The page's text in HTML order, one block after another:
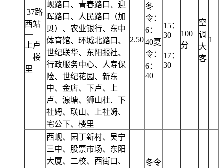
37路
西站
—
上卢
—楼
里
岘路口、青春路口、迎
晖路口、人民路口（加
贝）、农业银行、东中
体育馆、环城北路口、
世纪联华、东阳报社、
行政服务中心、人寿保
险、世纪花园、新东
中、金店、下卢、上
卢、湶塘、狮山杜、下
社姆、联山、上社姆、
宅公下、楼里
2.50
冬
令：
6：
40夏
令：
6：
40
15：
30
17：
30
100
分
空
调
大
客
1
西岘、园丁新村、吴宁
三中、股票市场、东阳
大厦、二校、西街口、
冬令